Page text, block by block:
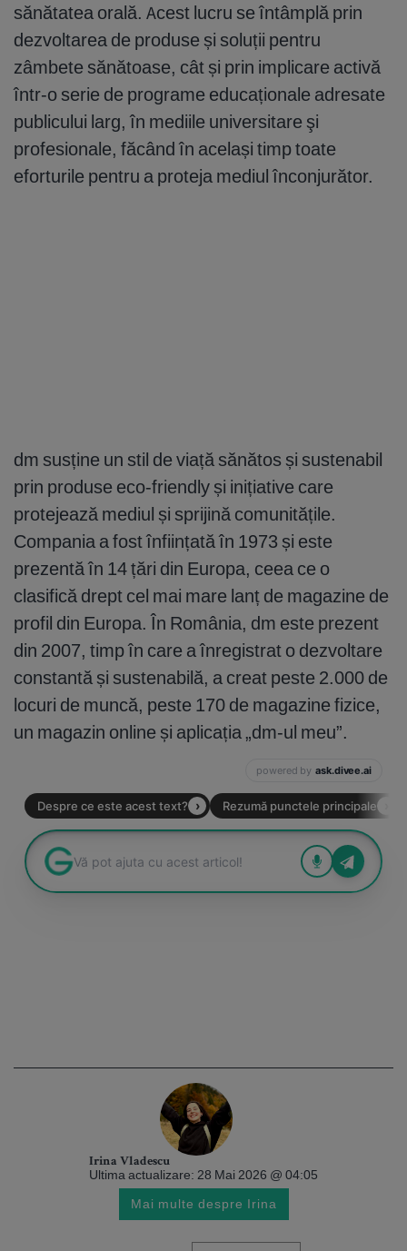
sănătatea orală. Acest lucru se întâmplă prin
dezvoltarea de produse și soluții pentru
zâmbete sănătoase, cât și prin implicare activă
într-o serie de programe educaționale adresate
publicului larg, în mediile universitare şi
profesionale, făcând în același timp toate
eforturile pentru a proteja mediul înconjurător.
dm susține un stil de viață sănătos și sustenabil
prin produse eco-friendly și inițiative care
protejează mediul și sprijină comunitățile.
Compania a fost înființată în 1973 și este
prezentă în 14 țări din Europa, ceea ce o
clasifică drept cel mai mare lanț de magazine de
profil din Europa. În România, dm este prezent
din 2007, timp în care a înregistrat o dezvoltare
constantă și sustenabilă, a creat peste 2.000 de
locuri de muncă, peste 170 de magazine fizice,
un magazin online și aplicația „dm-ul meu”.
Irina Vladescu
Ultima actualizare: 28 Mai 2026 @ 04:05
Mai multe despre Irina